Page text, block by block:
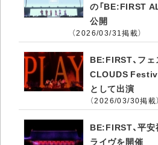
の「BE:FIRST
公開
（2026/03/31掲載）
BE:FIRST、フ
CLOUDS
として出演
（2026/03/30掲載）
BE:FIRST、平
ライヴを開催